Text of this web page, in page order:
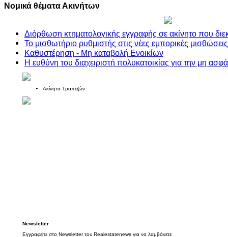
Νομικά θέματα Ακινήτων
Διόρθωση κτηματολογικής εγγραφής σε ακίνητο που
Το μισθωτήριο ρυθμιστής στις νέες εμπορικές
Καθυστέρηση - Μη καταβολή Ενοικίων
Η ευθύνη του διαχειριστή πολυκατοικίας για την μη
Ακίνητα Τραπεζών
Newsletter
Εγγραφείτε στο Newsletter του Realestatenews για να λαμβάνετε